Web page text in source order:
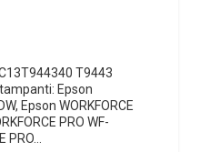
T9443
Epson
Epson WORKFORCE
PRO WF-
PRO…